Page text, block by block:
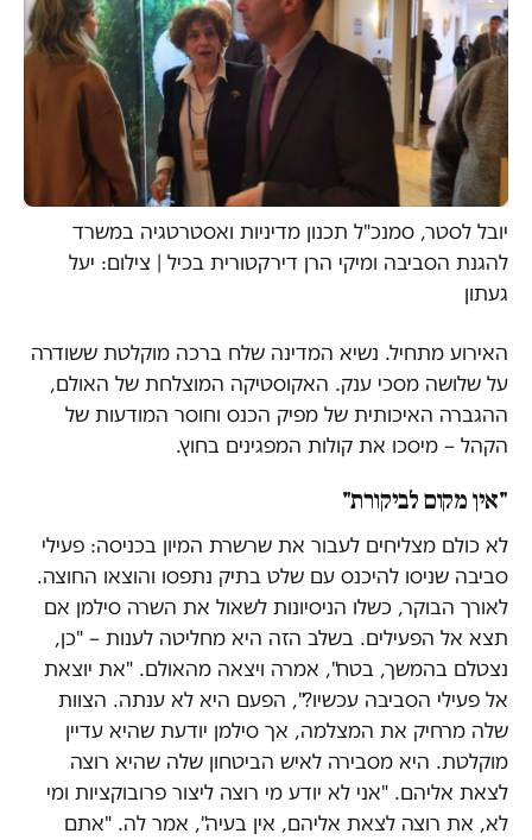
יובל לסטר, סמנכ"ל תכנון מדיניות ואסטרטגיה במשרד
להגנת הסביבה ומיקי הרן דירקטורית בכיל | צילום: יעל
געתון
האירוע מתחיל. נשיא המדינה שלח ברכה מוקלטת ששודרה
על שלושה מסכי ענק. האקוסטיקה המוצלחת של האולם,
ההגברה האיכותית של מפיק הכנס וחוסר המודעות של
הקהל – מיסכו את קולות המפגינים בחוץ.
"אין מקום לביקורת"
לא כולם מצליחים לעבור את שרשרת המיון בכניסה: פעילי
סביבה שניסו להיכנס עם שלט בתיק נתפסו והוצאו החוצה.
לאורך הבוקר, כשלו הניסיונות לשאול את השרה סילמן אם
תצא אל הפעילים. בשלב הזה היא מחליטה לענות – "כן,
נצטלם בהמשך, בטח", אמרה ויצאה מהאולם. "את יוצאת
אל פעילי הסביבה עכשיו?", הפעם היא לא ענתה. הצוות
שלה מרחיק את המצלמה, אך סילמן יודעת שהיא עדיין
מוקלטת. היא מסבירה לאיש הביטחון שלה שהיא רוצה
לצאת אליהם. "אני לא יודע מי רוצה ליצור פרובוקציות ומי
לא, את רוצה לצאת אליהם, אין בעיה", אמר לה. "אתם